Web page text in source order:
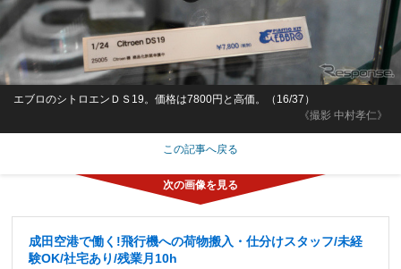
《撮影 中村孝仁》
エブロのシトロエンＤＳ19。価格は7800円と高価。（16/37）
この記事へ戻る
成田空港で働く!飛行機への荷物搬入・仕分けスタッフ/未経
験OK/社宅あり/残業月10h